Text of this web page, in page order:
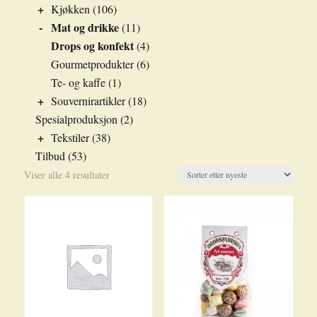
+ Kjøkken (106)
- Mat og drikke(11)
Drops og konfekt(4)
Gourmetprodukter(6)
Te- og kaffe(1)
+ Souvernirartikler(18)
Spesialproduksjon (2)
+ Tekstiler(38)
Tilbud (53)
Viser alle 4 resultaterSortert
etter